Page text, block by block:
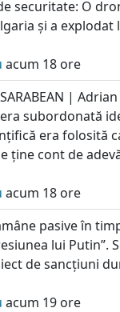
securitate: O
și a explodat
acum 18 ore
|
subordonată
era folosită
ține cont de
acum 18 ore
pasive în
lui Putin”.
de sancțiuni
acum 19 ore